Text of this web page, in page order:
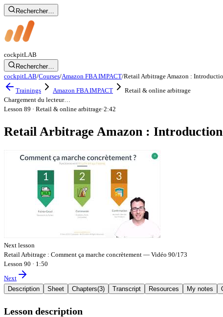
Rechercher…
cockpitLAB
Rechercher…
cockpitLAB/Courses/Amazon FBA IMPACT/Retail Arbitrage Amazon :
Trainings
Amazon FBA IMPACT
Retail & online arbitrage
Chargement du lecteur…
Lesson 89 · Retail & online arbitrage·2:42
Retail Arbitrage Amazon :
Next lesson
Retail Arbitrage : Comment ça marche concrètement — Vidéo 90/173
Lesson 90 · 1:50
Next
Description
Sheet Chapters(3) Transcript Resources My notes
Lesson description